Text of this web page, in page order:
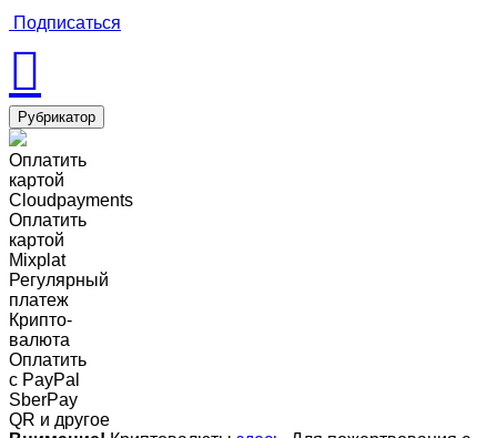
Подписаться
Рубрикатор
Оплатить
картой
Cloudpayments
Оплатить
картой
Mixplat
Регулярный
платеж
Крипто-
валюта
Оплатить
c PayPal
SberPay
QR и другое